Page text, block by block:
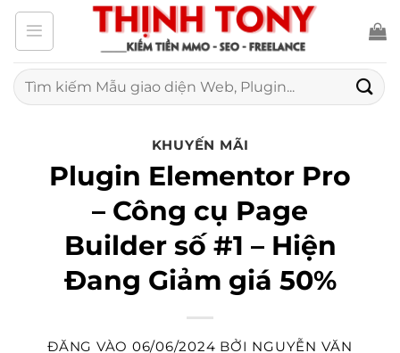
Bỏ
qua
nội
dung
Tìm
kiếm:
KHUYẾN MÃI
Plugin Elementor Pro
– Công cụ Page
Builder số #1 – Hiện
Đang Giảm giá 50%
ĐĂNG VÀO 06/06/2024 BỞI NGUYỄN VĂN